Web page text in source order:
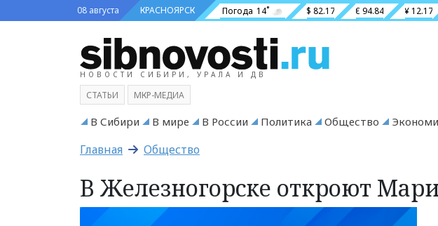
08 августа КРАСНОЯРСК Погода 14˚ $ 82.17 € 94.84 ¥ 12.17
НОВОСТИ СИБИРИ, УРАЛА И ДВ
СТАТЬИ МКР-МЕДИА
В Сибири В мире В России Политика Общество
Главная Общество
В Железногорске откроют